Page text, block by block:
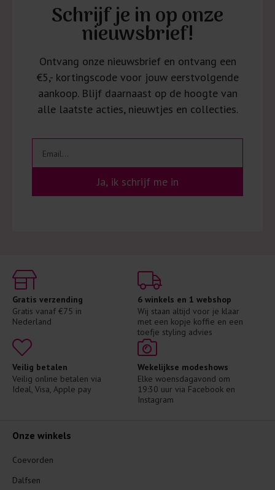
Schrijf je in op onze
nieuwsbrief!
Ontvang onze nieuwsbrief en ontvang een
€5,- kortingscode voor jouw eerstvolgende
aankoop. Blijf daarnaast op de hoogte van
alle laatste acties, nieuwtjes en collecties.
Ja, ik schrijf me in
Gratis verzending
Gratis vanaf €75 in
Nederland
6 winkels en 1 webshop
Wij staan altijd voor je klaar
met een kopje koffie en een
toefje styling advies
Veilig betalen
Veilig online betalen via
Ideal, Visa, Apple pay
Wekelijkse modeshows
Elke woensdagavond om
19:30 uur via Facebook en
Instagram
Onze winkels
Coevorden
Dalfsen